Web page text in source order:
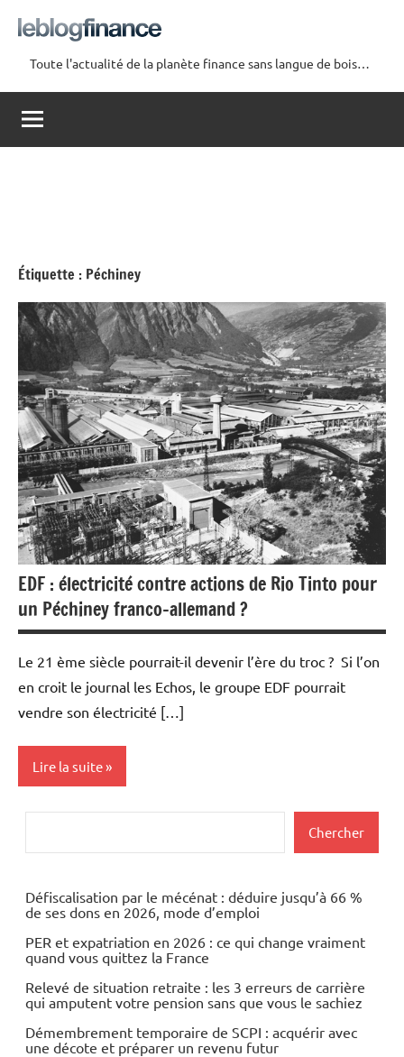
contenu
Le
Blog
Finance
Toute l'actualité de la planète finance sans langue de bois…
Étiquette : Péchiney
EDF : électricité contre actions de Rio Tinto pour
un Péchiney franco-allemand ?
Le 21 ème siècle pourrait-il devenir l’ère du troc ? Si l’on
en croit le journal les Echos, le groupe EDF pourrait
vendre son électricité […]
Lire la suite
Economie
Energies
Matières
premières
Valeurs
du
Chercher
Défiscalisation par le mécénat : déduire jusqu’à 66 %
de ses dons en 2026, mode d’emploi
PER et expatriation en 2026 : ce qui change vraiment
quand vous quittez la France
Relevé de situation retraite : les 3 erreurs de carrière
qui amputent votre pension sans que vous le sachiez
Démembrement temporaire de SCPI : acquérir avec
une décote et préparer un revenu futur